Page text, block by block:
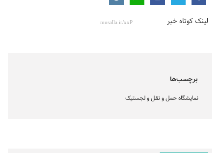
لینک کوتاه خبر
برچسب‌ها
نمایشگاه حمل‌ و نقل و لجستیک